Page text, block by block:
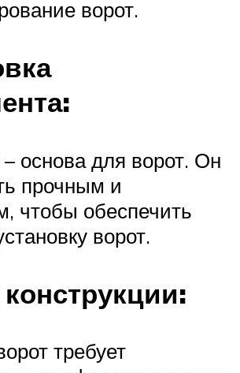
ворот.
основа для ворот. Он
прочным и
чтобы обеспечить
ворот.
требует